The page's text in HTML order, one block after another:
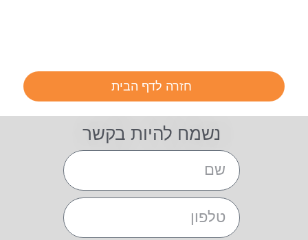
חזרה לדף הבית
נשמח להיות בקשר